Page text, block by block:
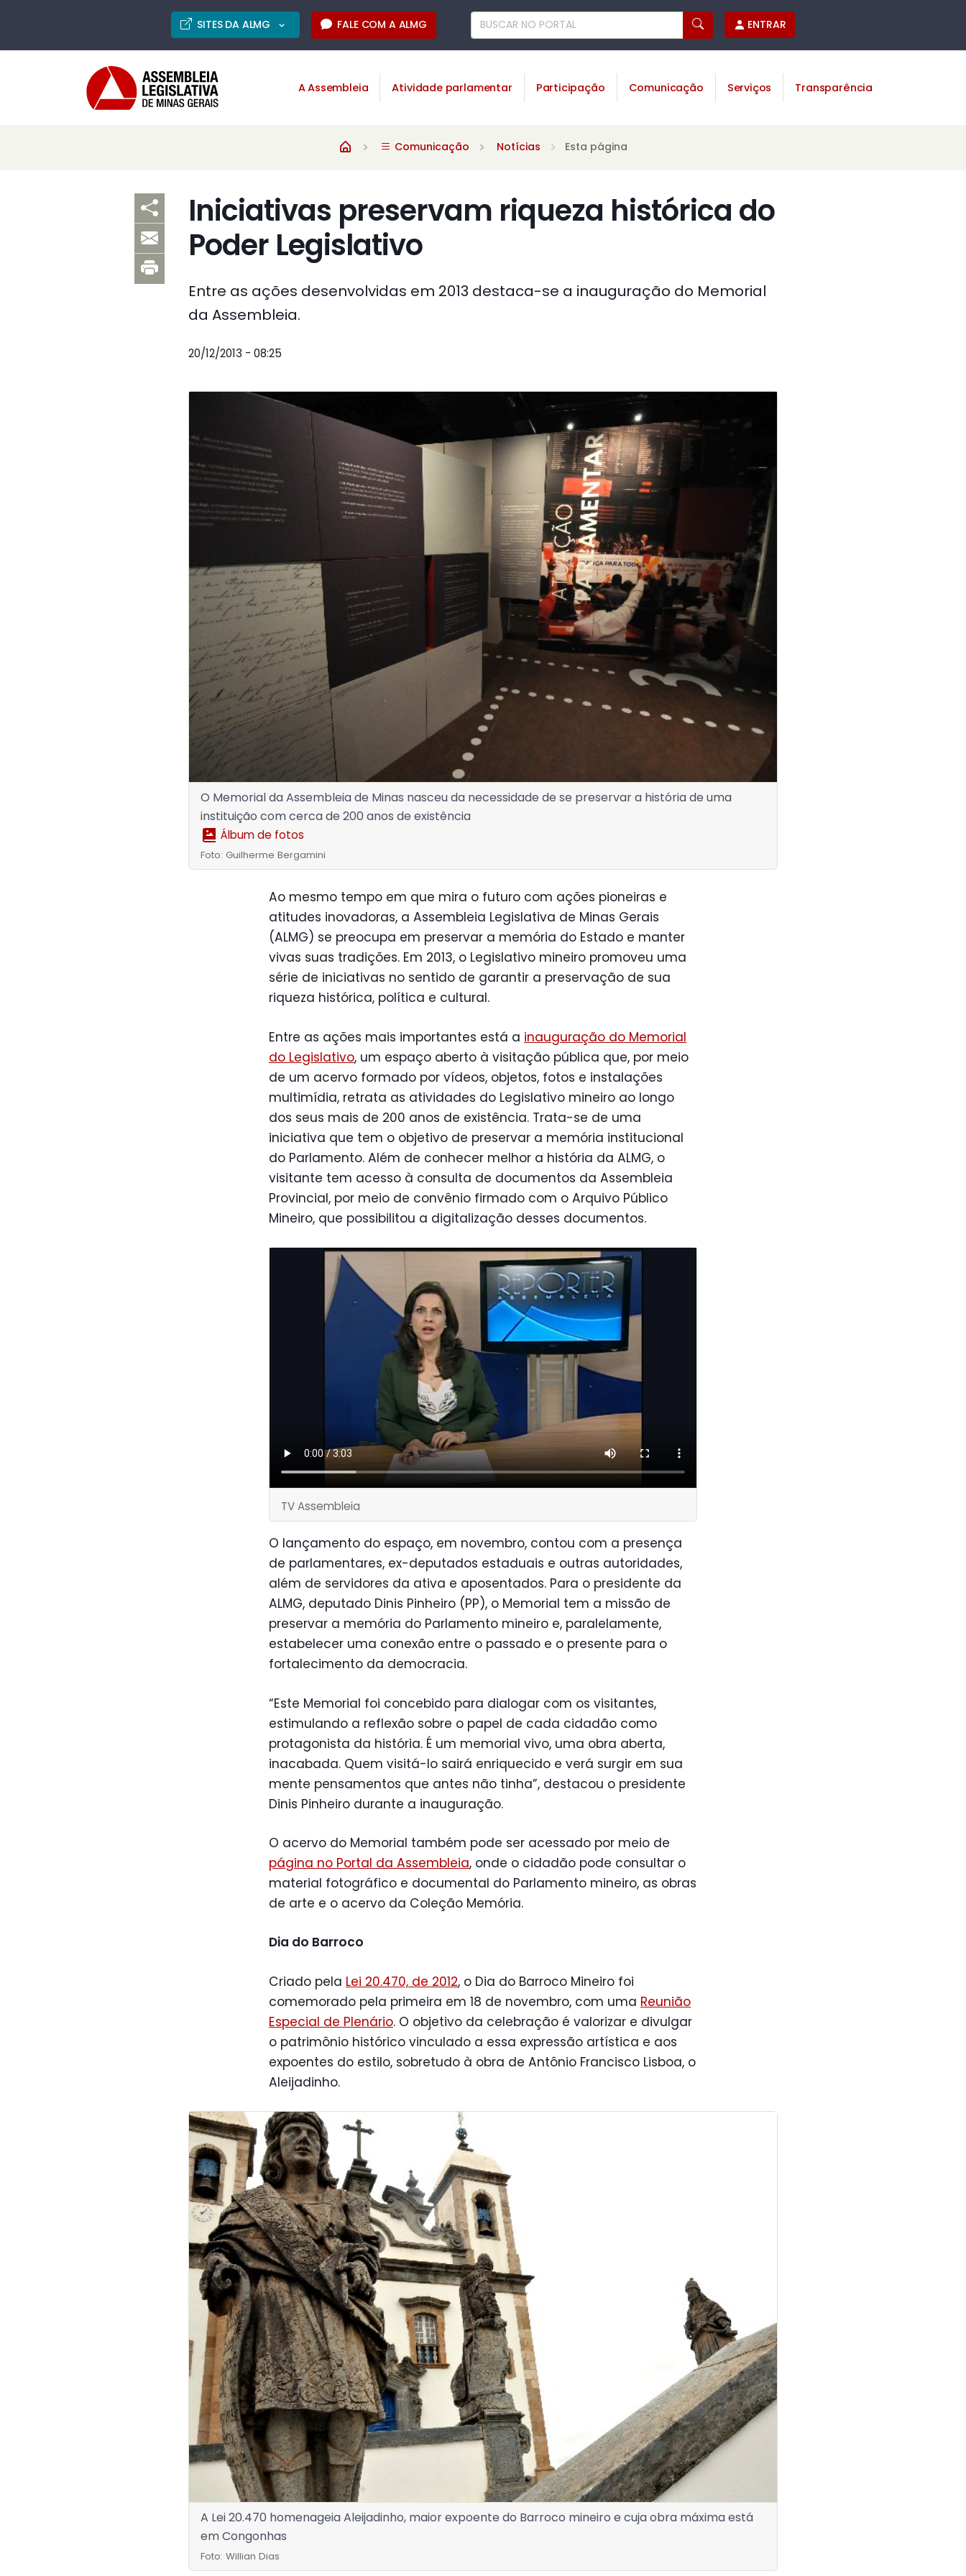
SITES DA ALMG FALE COM A ALMG ENTRAR
A Assembleia Atividade parlamentar Participação Comunicação Serviços Transparência
Comunicação Notícias Esta página
Iniciativas preservam riqueza histórica do
Poder Legislativo
Entre as ações desenvolvidas em 2013 destaca-se a inauguração do Memorial
da Assembleia.
20/12/2013 - 08:25
O Memorial da Assembleia de Minas nasceu da necessidade de se preservar a história de uma
instituição com cerca de 200 anos de existência
Álbum de fotos
Foto: Guilherme Bergamini
Ao mesmo tempo em que mira o futuro com ações pioneiras e
atitudes inovadoras, a Assembleia Legislativa de Minas Gerais
(ALMG) se preocupa em preservar a memória do Estado e manter
vivas suas tradições. Em 2013, o Legislativo mineiro promoveu uma
série de iniciativas no sentido de garantir a preservação de sua
riqueza histórica, política e cultural.
Entre as ações mais importantes está a inauguração do Memorial
do Legislativo, um espaço aberto à visitação pública que, por meio
de um acervo formado por vídeos, objetos, fotos e instalações
multimídia, retrata as atividades do Legislativo mineiro ao longo
dos seus mais de 200 anos de existência. Trata-se de uma
iniciativa que tem o objetivo de preservar a memória institucional
do Parlamento. Além de conhecer melhor a história da ALMG, o
visitante tem acesso à consulta de documentos da Assembleia
Provincial, por meio de convênio firmado com o Arquivo Público
Mineiro, que possibilitou a digitalização desses documentos.
TV Assembleia
O lançamento do espaço, em novembro, contou com a presença
de parlamentares, ex-deputados estaduais e outras autoridades,
além de servidores da ativa e aposentados. Para o presidente da
ALMG, deputado Dinis Pinheiro (PP), o Memorial tem a missão de
preservar a memória do Parlamento mineiro e, paralelamente,
estabelecer uma conexão entre o passado e o presente para o
fortalecimento da democracia.
“Este Memorial foi concebido para dialogar com os visitantes,
estimulando a reflexão sobre o papel de cada cidadão como
protagonista da história. É um memorial vivo, uma obra aberta,
inacabada. Quem visitá-lo sairá enriquecido e verá surgir em sua
mente pensamentos que antes não tinha”, destacou o presidente
Dinis Pinheiro durante a inauguração.
O acervo do Memorial também pode ser acessado por meio de
página no Portal da Assembleia, onde o cidadão pode consultar o
material fotográfico e documental do Parlamento mineiro, as obras
de arte e o acervo da Coleção Memória.
Dia do Barroco
Criado pela Lei 20.470, de 2012, o Dia do Barroco Mineiro foi
comemorado pela primeira em 18 de novembro, com uma Reunião
Especial de Plenário. O objetivo da celebração é valorizar e divulgar
o patrimônio histórico vinculado a essa expressão artística e aos
expoentes do estilo, sobretudo à obra de Antônio Francisco Lisboa, o
Aleijadinho.
A Lei 20.470 homenageia Aleijadinho, maior expoente do Barroco mineiro e cuja obra máxima está
em Congonhas
Foto: Willian Dias